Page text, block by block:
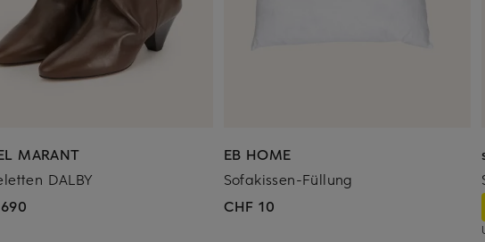
MARANT
DALBY
EB HOME
Sofakissen-Füllung
CHF 10